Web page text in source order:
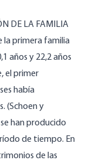
DE LA FAMILIA
la primera familia
años y 22,2 años
el primer
había
(Schoen y
han producido
de tiempo. En
de las